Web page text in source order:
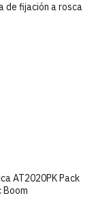
de fijación a rosca
AT2020PK Pack
Boom